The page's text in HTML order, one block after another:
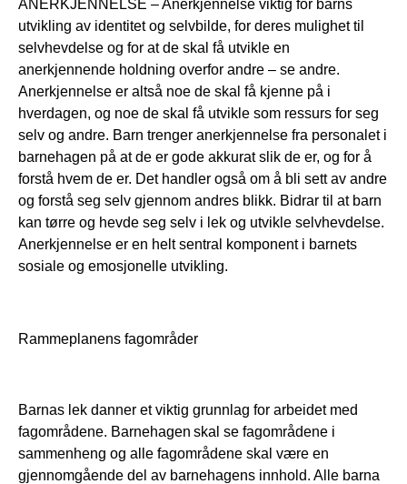
ANERKJENNELSE – Anerkjennelse viktig for barns
utvikling av identitet og selvbilde, for deres mulighet til
selvhevdelse og for at de skal få utvikle en
anerkjennende holdning overfor andre – se andre.
Anerkjennelse er altså noe de skal få kjenne på i
hverdagen, og noe de skal få utvikle som ressurs for seg
selv og andre. Barn trenger anerkjennelse fra personalet i
barnehagen på at de er gode akkurat slik de er, og for å
forstå hvem de er. Det handler også om å bli sett av andre
og forstå seg selv gjennom andres blikk. Bidrar til at barn
kan tørre og hevde seg selv i lek og utvikle selvhevdelse.
Anerkjennelse er en helt sentral komponent i barnets
sosiale og emosjonelle utvikling.
Rammeplanens fagområder
Barnas lek danner et viktig grunnlag for arbeidet med
fagområdene. Barnehagen skal se fagområdene i
sammenheng og alle fagområdene skal være en
gjennomgående del av barnehagens innhold. Alle barna